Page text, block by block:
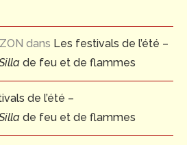
dans Les festivals de l’été –
de feu et de flammes
de l’été –
de feu et de flammes